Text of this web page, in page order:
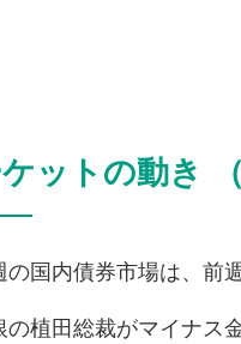
ットの動き
の国内債券市場は、前
の植田総裁がマイナス